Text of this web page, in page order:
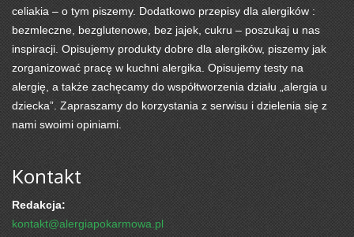
celiakia – o tym piszemy. Dodatkowo przepisy dla alergików :
bezmleczne, bezglutenowe, bez jajek, cukru – poszukaj u nas
inspiracji. Opisujemy produkty dobre dla alergików, piszemy jak
zorganizować pracę w kuchni alergika. Opisujemy testy na
alergię, a także zachęcamy do współtworzenia działu „alergia u
dziecka”. Zapraszamy do korzystania z serwisu i dzielenia się z
nami swoimi opiniami.
Kontakt
Redakcja:
kontakt@alergiapokarmowa.pl